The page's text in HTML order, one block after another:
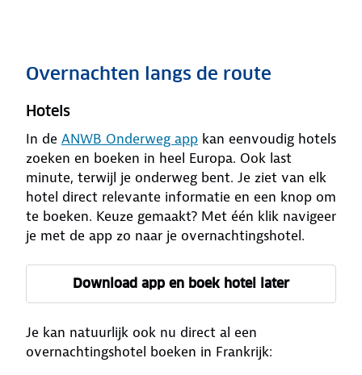
Overnachten langs de route
Hotels
In de ANWB Onderweg app kan eenvoudig hotels
zoeken en boeken in heel Europa. Ook last
minute, terwijl je onderweg bent. Je ziet van elk
hotel direct relevante informatie en een knop om
te boeken. Keuze gemaakt? Met één klik navigeer
je met de app zo naar je overnachtingshotel.
Download app en boek hotel later
Je kan natuurlijk ook nu direct al een
overnachtingshotel boeken in Frankrijk: